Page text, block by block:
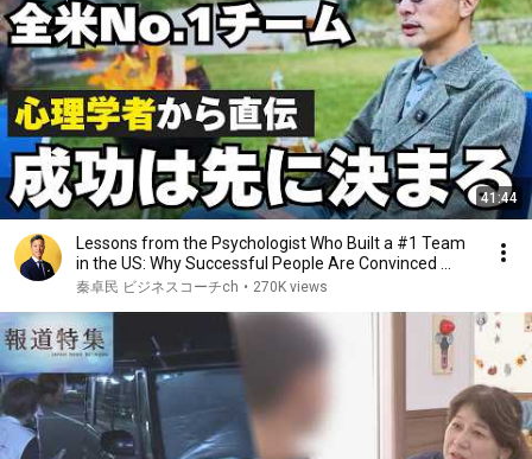
41:44
Lessons from the Psychologist Who Built a #1 Team
in the US: Why Successful People Are Convinced ...
秦卓民 ビジネスコーチch • 270K views